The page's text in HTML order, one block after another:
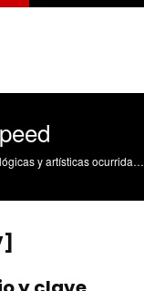
Divulgación de las actividades científicas, tecnológicas y artísticas ocurridas en los tres campus de la UPV